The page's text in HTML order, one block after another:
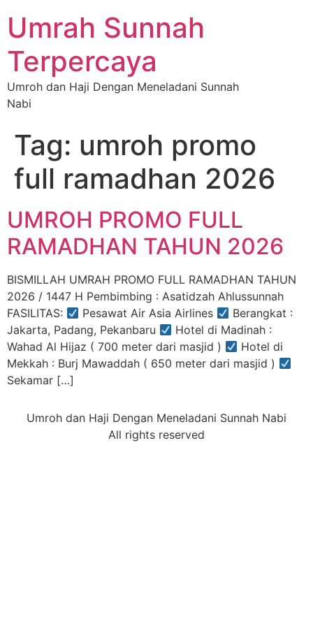
Umrah Sunnah
Terpercaya
Umroh dan Haji Dengan Meneladani Sunnah
Nabi
Tag: umroh promo
full ramadhan 2026
UMROH PROMO FULL
RAMADHAN TAHUN 2026
BISMILLAH UMRAH PROMO FULL RAMADHAN TAHUN
2026 / 1447 H Pembimbing : Asatidzah Ahlussunnah
FASILITAS:
Pesawat Air Asia Airlines
Berangkat :
Jakarta, Padang, Pekanbaru
Hotel di Madinah :
Wahad Al Hijaz ( 700 meter dari masjid )
Hotel di
Mekkah : Burj Mawaddah ( 650 meter dari masjid )
Sekamar […]
Umroh dan Haji Dengan Meneladani Sunnah Nabi
All rights reserved